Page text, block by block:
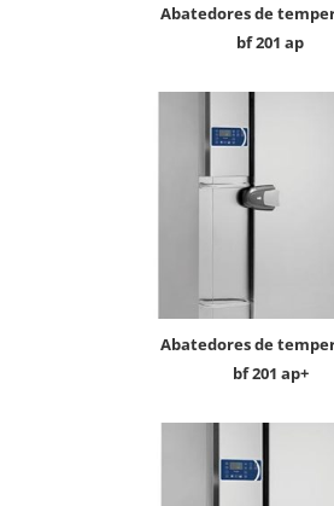
abatedores de temperatura
bf 201 ap
abatedores de temperatura
bf 201 ap+